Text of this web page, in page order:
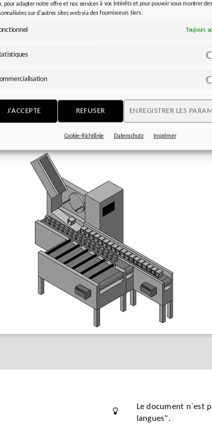
pour adapter notre offre et nos services à vos intérêts et pour pouvoir vous montrer
sur d'autres sites web via des fournisseurs tiers.
Toujours
J'ACCEPTE REFUSER ENREGISTRER LES
Cookie-Richtlinie Datenschutz Imprimer
9005 noir foncé
moteur :
(MB)
avec accouplement enfichable (accouplement à
recommandés pour un montage direct :
particulièrement
avec les moteurs STOBER desgammes EZouLM
Le document n`est
langues".